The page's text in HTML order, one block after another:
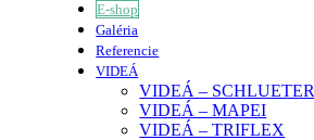
E-shop
Galéria
Referencie
VIDEÁ
VIDEÁ – SCHLUETER
VIDEÁ – MAPEI
VIDEÁ – TRIFLEX